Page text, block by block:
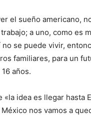
el sueño americano,
a uno, como es
no se puede vivir,
familiares, para un
años.
«la idea es llegar hasta
nos vamos a